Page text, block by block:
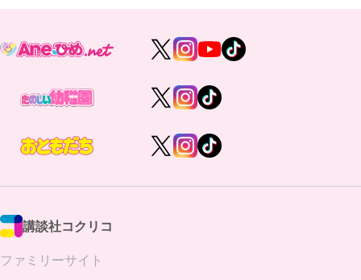
講談社コクリコ
ファミリーサイト